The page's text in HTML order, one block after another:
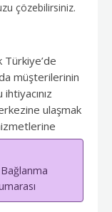
çözebilirsiniz.
Türkiye’de
müşterilerinin
ulaşmak